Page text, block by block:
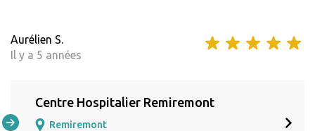
Aurélien S.
Il y a 5 années
Centre Hospitalier Remiremont
Remiremont